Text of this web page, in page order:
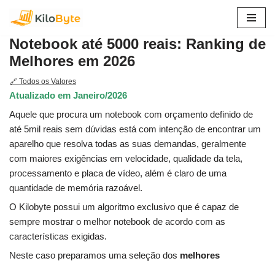
para
o
conteúdo
Notebook até 5000 reais: Ranking de
Melhores em 2026
🔗 Todos os Valores
Atualizado em Janeiro/2026
Aquele que procura um notebook com orçamento definido de
até 5mil reais sem dúvidas está com intenção de encontrar um
aparelho que resolva todas as suas demandas, geralmente
com maiores exigências em velocidade, qualidade da tela,
processamento e placa de vídeo, além é claro de uma
quantidade de memória razoável.
O Kilobyte possui um algoritmo exclusivo que é capaz de
sempre mostrar o melhor notebook de acordo com as
características exigidas.
Neste caso preparamos uma seleção dos melhores